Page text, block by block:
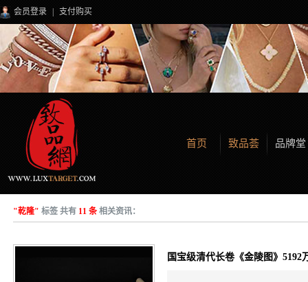
会员登录 支付购买
首页 致品荟 品牌堂
"乾隆" 标签 共有 11 条相关资讯：
国宝级清代长卷《金陵图》5192